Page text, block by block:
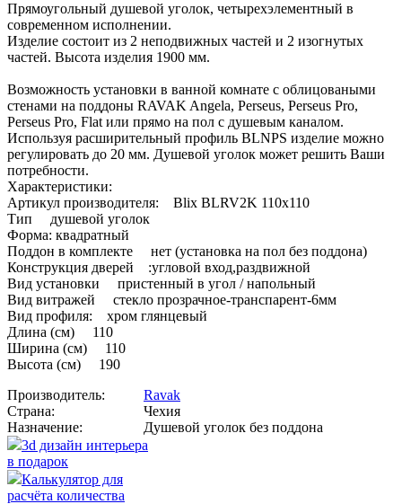
Прямоугольный душевой уголок, четырехэлементный в
современном исполнении.
Изделие состоит из 2 неподвижных частей и 2 изогнутых
частей. Высота изделия 1900 мм.
Возможность установки в ванной комнате с облицоваными
стенами на поддоны RAVAK Angela, Perseus, Perseus Pro,
Perseus Pro, Flat или прямо на пол с душевым каналом.
Используя расширительный профиль BLNPS изделие можно
регулировать до 20 мм. Душевой уголок может решить Ваши
потребности.
Характеристики:
Артикул производителя: Blix BLRV2K 110х110
Тип душевой уголок
Форма: квадратный
Поддон в комплекте нет (установка на пол без поддона)
Конструкция дверей :угловой вход,раздвижной
Вид установки пристенный в угол / напольный
Вид витражей стекло прозрачное-транспарент-6мм
Вид профиля: хром глянцевый
Длина (см) 110
Ширина (см) 110
Высота (см) 190
Производитель:
Ravak
Страна:
Чехия
Назначение:
Душевой уголок без поддона
3d дизайн интерьера
в подарок
Калькулятор для
расчёта количества